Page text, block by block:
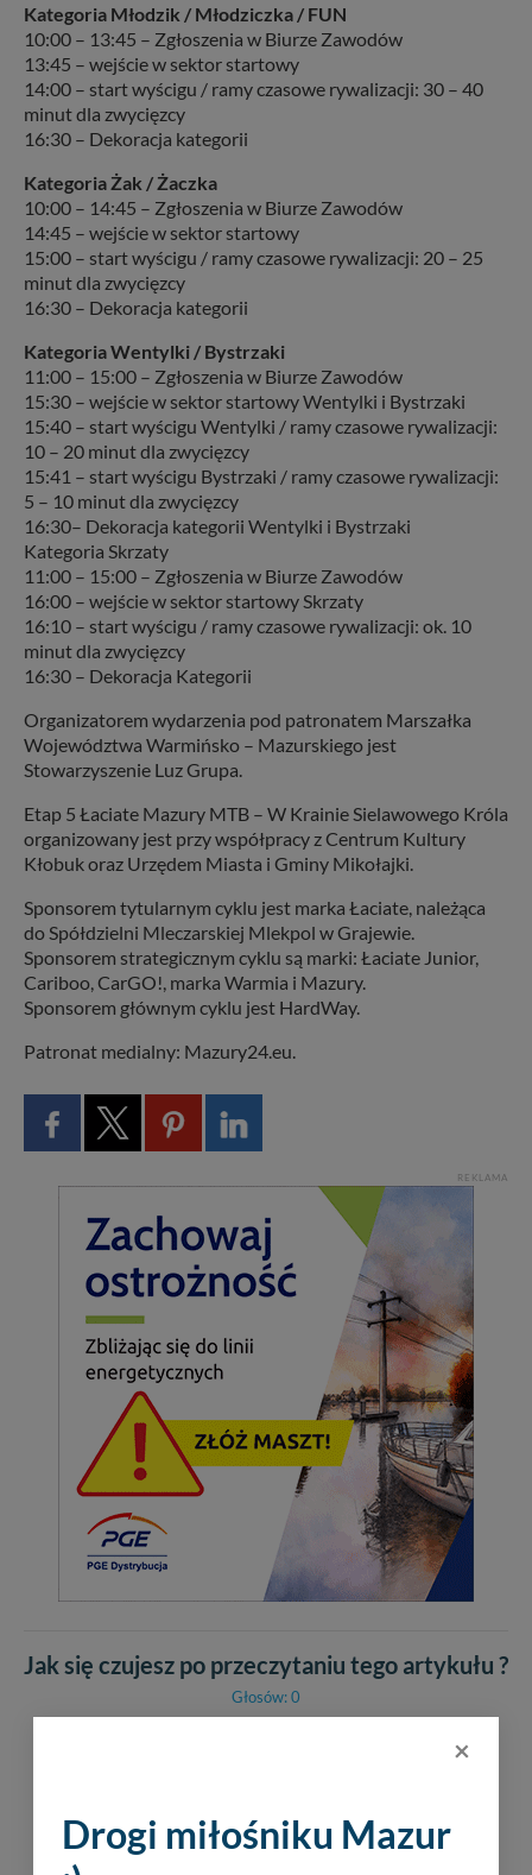
Kategoria Młodzik / Młodziczka / FUN
10:00 – 13:45 – Zgłoszenia w Biurze Zawodów
13:45 – wejście w sektor startowy
14:00 – start wyścigu / ramy czasowe rywalizacji: 30 – 40
minut dla zwycięzcy
16:30 – Dekoracja kategorii
Kategoria Żak / Żaczka
10:00 – 14:45 – Zgłoszenia w Biurze Zawodów
14:45 – wejście w sektor startowy
15:00 – start wyścigu / ramy czasowe rywalizacji: 20 – 25
minut dla zwycięzcy
16:30 – Dekoracja kategorii
Kategoria Wentylki / Bystrzaki
11:00 – 15:00 – Zgłoszenia w Biurze Zawodów
15:30 – wejście w sektor startowy Wentylki i Bystrzaki
15:40 – start wyścigu Wentylki / ramy czasowe rywalizacji:
10 – 20 minut dla zwycięzcy
15:41 – start wyścigu Bystrzaki / ramy czasowe rywalizacji:
5 – 10 minut dla zwycięzcy
16:30– Dekoracja kategorii Wentylki i Bystrzaki
Kategoria Skrzaty
11:00 – 15:00 – Zgłoszenia w Biurze Zawodów
16:00 – wejście w sektor startowy Skrzaty
16:10 – start wyścigu / ramy czasowe rywalizacji: ok. 10
minut dla zwycięzcy
16:30 – Dekoracja Kategorii
Organizatorem wydarzenia pod patronatem Marszałka
Województwa Warmińsko – Mazurskiego jest
Stowarzyszenie Luz Grupa.
Etap 5 Łaciate Mazury MTB – W Krainie Sielawowego Króla
organizowany jest przy współpracy z Centrum Kultury
Kłobuk oraz Urzędem Miasta i Gminy Mikołajki.
Sponsorem tytularnym cyklu jest marka Łaciate, należąca
do Spółdzielni Mleczarskiej Mlekpol w Grajewie.
Sponsorem strategicznym cyklu są marki: Łaciate Junior,
Cariboo, CarGO!, marka Warmia i Mazury.
Sponsorem głównym cyklu jest HardWay.
Patronat medialny: Mazury24.eu.
REKLAMA
Jak się czujesz po przeczytaniu tego artykułu ?
Głosów: 0
×
Drogi miłośniku Mazur